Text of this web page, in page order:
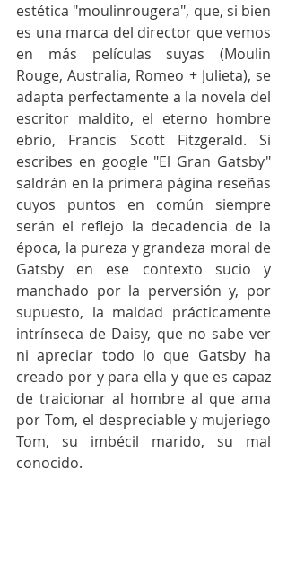
estética "moulinrougera", que, si bien
es una marca del director que vemos
en más películas suyas (Moulin
Rouge, Australia, Romeo + Julieta), se
adapta perfectamente a la novela del
escritor maldito, el eterno hombre
ebrio, Francis Scott Fitzgerald. Si
escribes en google "El Gran Gatsby"
saldrán en la primera página reseñas
cuyos puntos en común siempre
serán el reflejo la decadencia de la
época, la pureza y grandeza moral de
Gatsby en ese contexto sucio y
manchado por la perversión y, por
supuesto, la maldad prácticamente
intrínseca de Daisy, que no sabe ver
ni apreciar todo lo que Gatsby ha
creado por y para ella y que es capaz
de traicionar al hombre al que ama
por Tom, el despreciable y mujeriego
Tom, su imbécil marido, su mal
conocido.